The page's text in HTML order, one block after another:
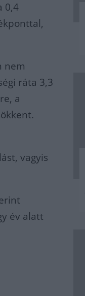
0,4
nem
ráta 3,3
a
vagyis
év alatt